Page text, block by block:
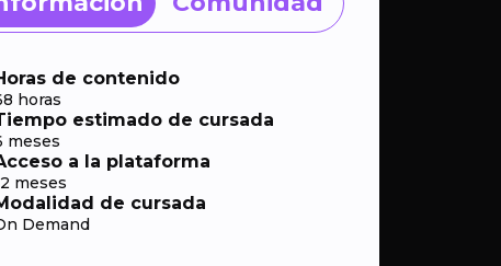
de contenido
horas
estimado de cursada
meses
a la plataforma
meses
de cursada
Demand